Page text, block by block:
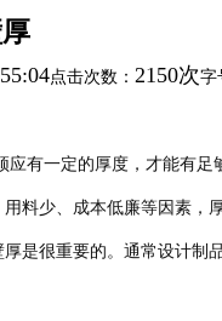
点击次数： 2150次字
应有一定的厚度，才能有
料少、成本低廉等因素，
是很重要的。通常设计制